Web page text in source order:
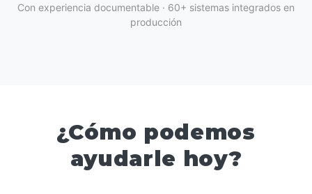
Con experiencia documentable · 60+ sistemas integrados en
producción
¿Cómo podemos
ayudarle hoy?